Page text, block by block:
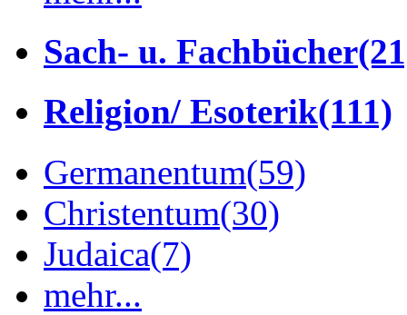
Sach- u. Fachbücher
Religion/ Esoterik(111)
Germanentum(59)
Christentum(30)
Judaica(7)
mehr...